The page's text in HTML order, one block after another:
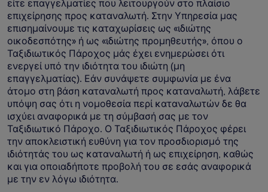
είτε επαγγελματίες που λειτουργούν στο πλαίσιο
επιχείρησης προς καταναλωτή. Στην Υπηρεσία μας
επισημαίνουμε τις καταχωρίσεις ως «ιδιώτης
οικοδεσπότης» ή ως «ιδιώτης προμηθευτής», όπου ο
Ταξιδιωτικός Πάροχος μάς έχει ενημερώσει ότι
ενεργεί υπό την ιδιότητα του ιδιώτη (μη
επαγγελματίας). Εάν συνάψετε συμφωνία με ένα
άτομο στη βάση καταναλωτή προς καταναλωτή, λάβετε
υπόψη σας ότι η νομοθεσία περί καταναλωτών δε θα
ισχύει αναφορικά με τη σύμβασή σας με τον
Ταξιδιωτικό Πάροχο. Ο Ταξιδιωτικός Πάροχος φέρει
την αποκλειστική ευθύνη για τον προσδιορισμό της
ιδιότητάς του ως καταναλωτή ή ως επιχείρηση, καθώς
και για οποιαδήποτε προβολή του σε εσάς αναφορικά
με την εν λόγω ιδιότητα.